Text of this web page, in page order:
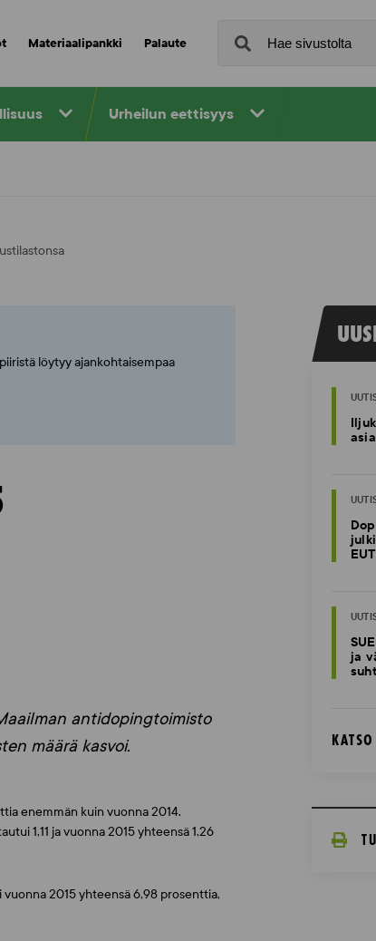
Materiaalipankki Palaute
Urheilun eettisyys
löytyy ajankohtaisempaa
antidopingtoimisto
määrä kasvoi.
enemmän kuin vuonna 2014.
1,11 ja vuonna 2015 yhteensä 1,26
2015 yhteensä 6,98 prosenttia,
ja